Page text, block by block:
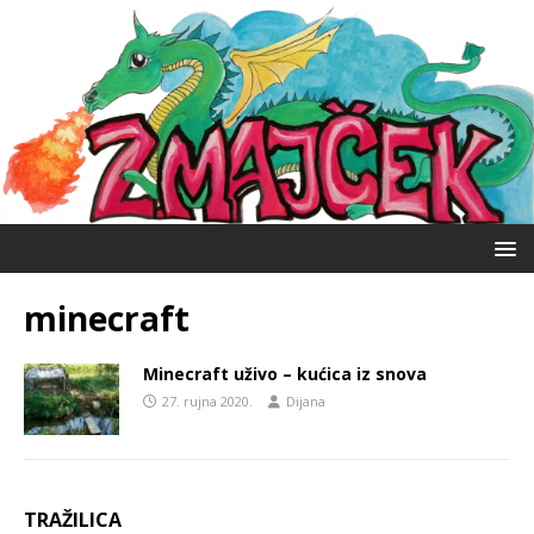
minecraft
Minecraft uživo – kućica iz snova
27. rujna 2020. Dijana
TRAŽILICA